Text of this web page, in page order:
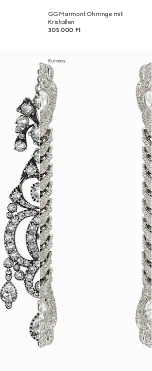
GG Marmont Ohrringe mit
Kristallen
305 000 Ft
Runway